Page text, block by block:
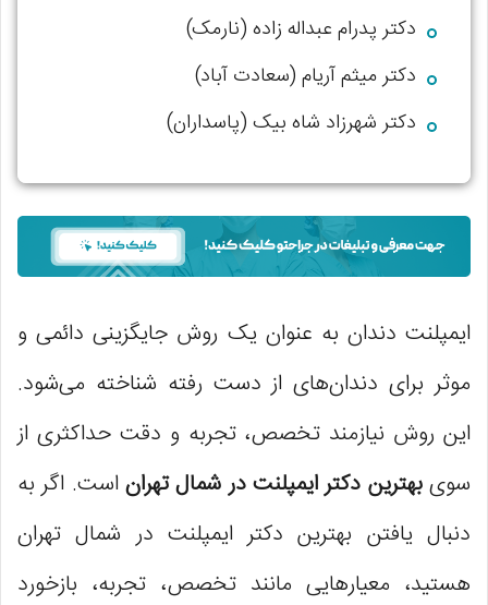
دکتر پدرام عبداله زاده (نارمک)
دکتر میثم آریام (سعادت آباد)
دکتر شهرزاد شاه بیک (پاسداران)
ایمپلنت دندان به عنوان یک روش جایگزینی دائمی و
موثر برای دندان‌های از دست رفته شناخته می‌شود.
این روش نیازمند تخصص، تجربه و دقت حداکثری از
سویبهترین دکتر ایمپلنت در شمال تهران است. اگر به
دنبال یافتن بهترین دکتر ایمپلنت در شمال تهران
هستید، معیارهایی مانند تخصص، تجربه، بازخورد